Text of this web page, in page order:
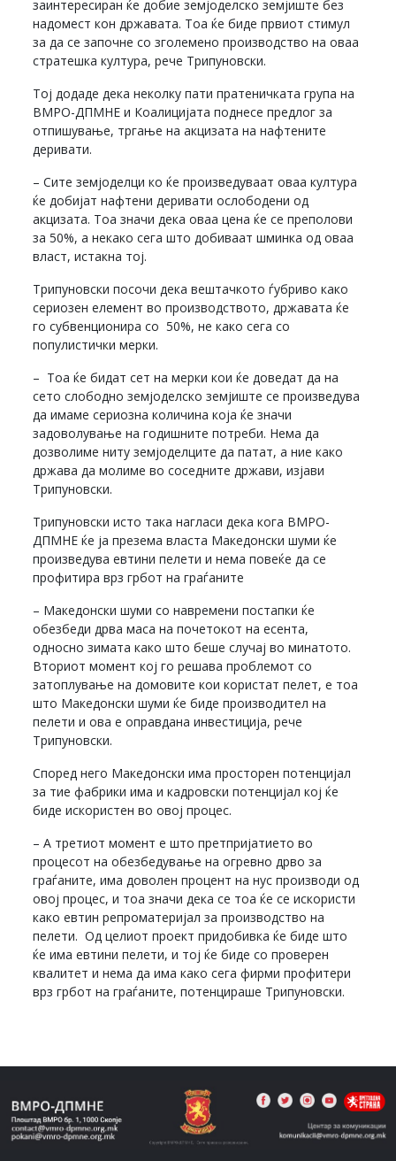
заинтересиран ќе добие земјоделско земјиште без
надомест кон државата. Тоа ќе биде првиот стимул
за да се започне со зголемено производство на оваа
стратешка култура, рече Трипуновски.
Тој додаде дека неколку пати пратеничката група на
ВМРО-ДПМНЕ и Коалицијата поднесе предлог за
отпишување, тргање на акцизата на нафтените
деривати.
– Сите земјоделци ко ќе произведуваат оваа култура
ќе добијат нафтени деривати ослободени од
акцизата. Тоа значи дека оваа цена ќе се преполови
за 50%, а некако сега што добиваат шминка од оваа
власт, истакна тој.
Трипуновски посочи дека вештачкото ѓубриво како
сериозен елемент во производството, државата ќе
го субвенционира со 50%, не како сега со
популистички мерки.
– Тоа ќе бидат сет на мерки кои ќе доведат да на
сето слободно земјоделско земјиште се произведува
да имаме сериозна количина која ќе значи
задоволување на годишните потреби. Нема да
дозволиме ниту земјоделците да патат, а ние како
држава да молиме во соседните држави, изјави
Трипуновски.
Трипуновски исто така нагласи дека кога ВМРО-
ДПМНЕ ќе ја презема власта Македонски шуми ќе
произведува евтини пелети и нема повеќе да се
профитира врз грбот на граѓаните
– Македонски шуми со навремени постапки ќе
обезбеди дрва маса на почетокот на есента,
односно зимата како што беше случај во минатото.
Вториот момент кој го решава проблемот со
затоплување на домовите кои користат пелет, е тоа
што Македонски шуми ќе биде производител на
пелети и ова е оправдана инвестиција, рече
Трипуновски.
Според него Македонски има просторен потенцијал
за тие фабрики има и кадровски потенцијал кој ќе
биде искористен во овој процес.
– А третиот момент е што претпријатието во
процесот на обезбедување на огревно дрво за
граѓаните, има доволен процент на нус производи од
овој процес, и тоа значи дека се тоа ќе се искористи
како евтин репроматеријал за производство на
пелети. Од целиот проект придобивка ќе биде што
ќе има евтини пелети, и тој ќе биде со проверен
квалитет и нема да има како сега фирми профитери
врз грбот на граѓаните, потенцираше Трипуновски.